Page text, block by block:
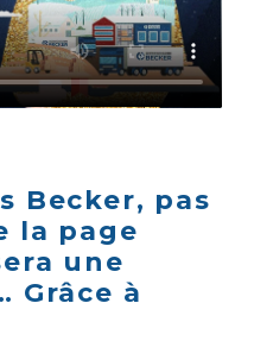
Becker, pas
la page
une
Grâce à